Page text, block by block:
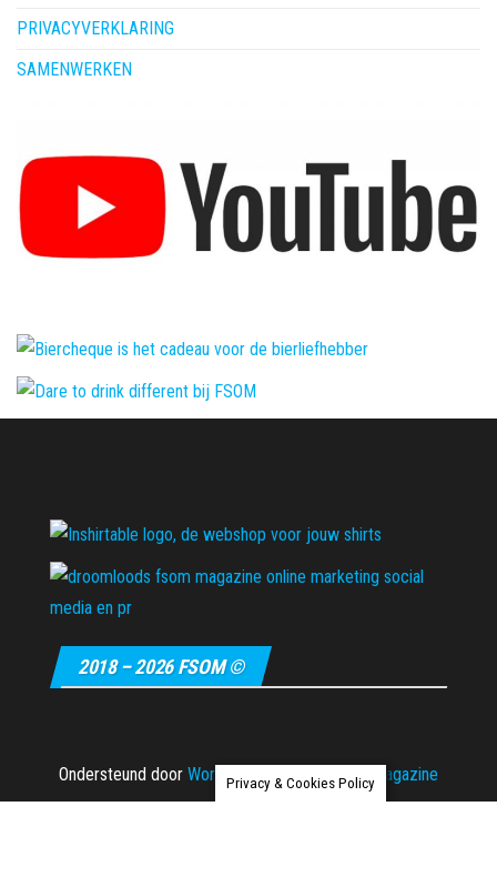
PRIVACYVERKLARING
SAMENWERKEN
2018 – 2026 FSOM ©
Ondersteund door WordPress |Thema: Envo Magazine
Privacy & Cookies Policy